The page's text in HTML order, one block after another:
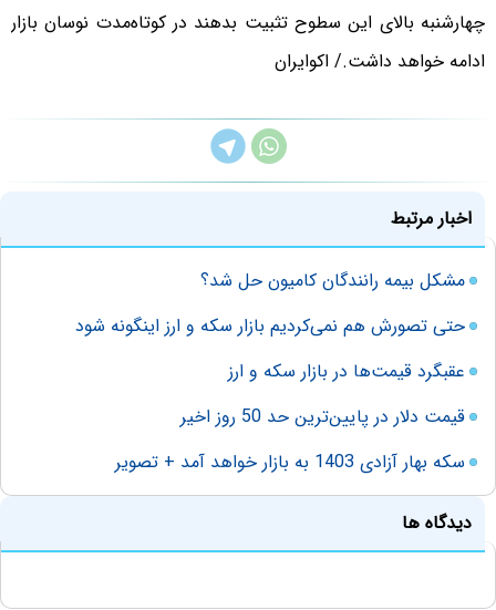
چهارشنبه بالای این سطوح تثبیت بدهند در کوتاه‌مدت نوسان بازار
ادامه خواهد داشت./ اکوایران
اخبار مرتبط
مشکل بیمه رانندگان کامیون حل شد؟
حتی تصورش هم نمی‌کردیم بازار سکه و ارز اینگونه شود
عقبگرد قیمت‌ها در بازار سکه و ارز
قیمت دلار در پایین‌ترین حد 50 روز اخیر
سکه بهار آزادی 1403 به بازار خواهد آمد + تصویر
دیدگاه ها